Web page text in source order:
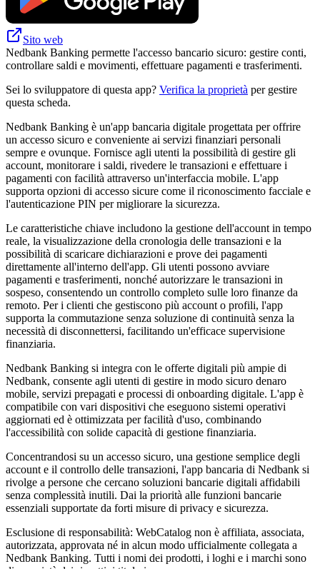
Sito web
Nedbank Banking permette l'accesso bancario sicuro: gestire conti,
controllare saldi e movimenti, effettuare pagamenti e trasferimenti.
Sei lo sviluppatore di questa app? Verifica la proprietà per gestire
questa scheda.
Nedbank Banking è un'app bancaria digitale progettata per offrire
un accesso sicuro e conveniente ai servizi finanziari personali
sempre e ovunque. Fornisce agli utenti la possibilità di gestire gli
account, monitorare i saldi, rivedere le transazioni e effettuare i
pagamenti con facilità attraverso un'interfaccia mobile. L'app
supporta opzioni di accesso sicure come il riconoscimento facciale e
l'autenticazione PIN per migliorare la sicurezza.
Le caratteristiche chiave includono la gestione dell'account in tempo
reale, la visualizzazione della cronologia delle transazioni e la
possibilità di scaricare dichiarazioni e prove dei pagamenti
direttamente all'interno dell'app. Gli utenti possono avviare
pagamenti e trasferimenti, nonché autorizzare le transazioni in
sospeso, consentendo un controllo completo sulle loro finanze da
remoto. Per i clienti che gestiscono più account o profili, l'app
supporta la commutazione senza soluzione di continuità senza la
necessità di disconnettersi, facilitando un'efficace supervisione
finanziaria.
Nedbank Banking si integra con le offerte digitali più ampie di
Nedbank, consente agli utenti di gestire in modo sicuro denaro
mobile, servizi prepagati e processi di onboarding digitale. L'app è
compatibile con vari dispositivi che eseguono sistemi operativi
aggiornati ed è ottimizzata per facilità d'uso, combinando
l'accessibilità con solide capacità di gestione finanziaria.
Concentrandosi su un accesso sicuro, una gestione semplice degli
account e il controllo delle transazioni, l'app bancaria di Nedbank si
rivolge a persone che cercano soluzioni bancarie digitali affidabili
senza complessità inutili. Dai la priorità alle funzioni bancarie
essenziali supportate da forti misure di privacy e sicurezza.
Esclusione di responsabilità: WebCatalog non è affiliata, associata,
autorizzata, approvata né in alcun modo ufficialmente collegata a
Nedbank Banking. Tutti i nomi dei prodotti, i loghi e i marchi sono